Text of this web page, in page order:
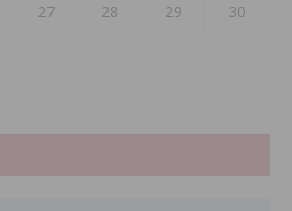
27 28 29
30